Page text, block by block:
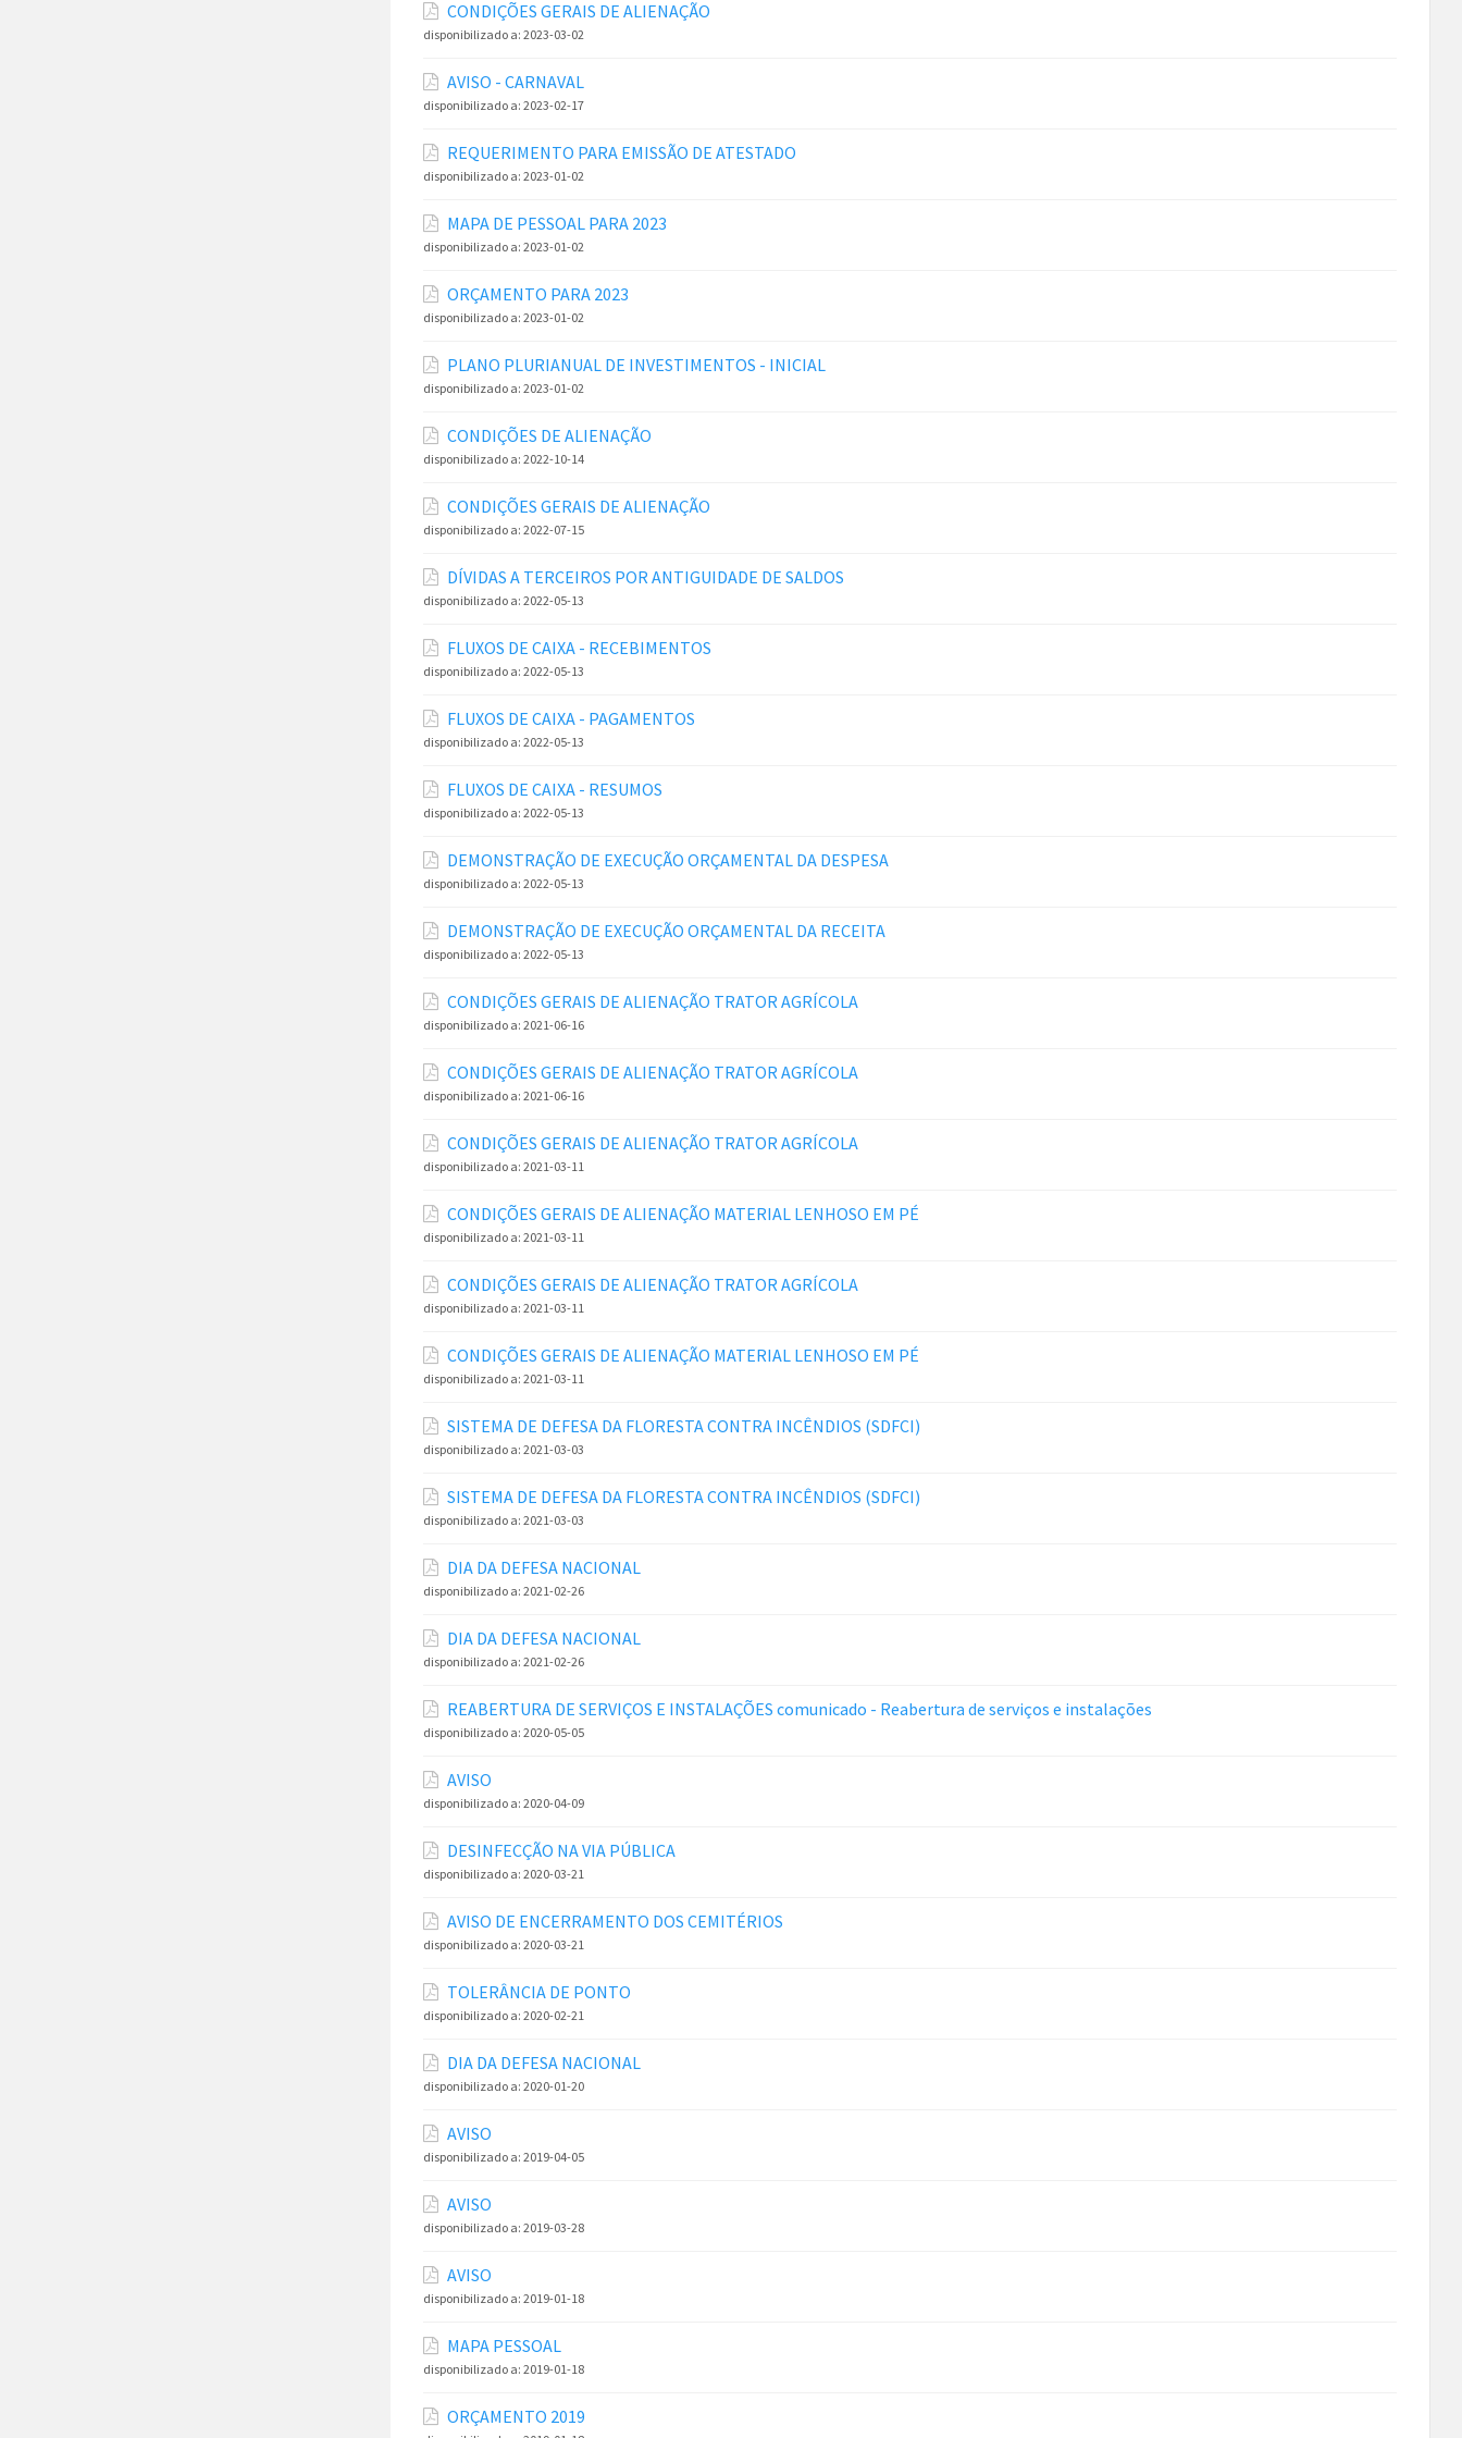
CONDIÇÕES GERAIS DE ALIENAÇÃO
disponibilizado a: 2023-03-02
AVISO - CARNAVAL
disponibilizado a: 2023-02-17
REQUERIMENTO PARA EMISSÃO DE ATESTADO
disponibilizado a: 2023-01-02
MAPA DE PESSOAL PARA 2023
disponibilizado a: 2023-01-02
ORÇAMENTO PARA 2023
disponibilizado a: 2023-01-02
PLANO PLURIANUAL DE INVESTIMENTOS - INICIAL
disponibilizado a: 2023-01-02
CONDIÇÕES DE ALIENAÇÃO
disponibilizado a: 2022-10-14
CONDIÇÕES GERAIS DE ALIENAÇÃO
disponibilizado a: 2022-07-15
DÍVIDAS A TERCEIROS POR ANTIGUIDADE DE SALDOS
disponibilizado a: 2022-05-13
FLUXOS DE CAIXA - RECEBIMENTOS
disponibilizado a: 2022-05-13
FLUXOS DE CAIXA - PAGAMENTOS
disponibilizado a: 2022-05-13
FLUXOS DE CAIXA - RESUMOS
disponibilizado a: 2022-05-13
DEMONSTRAÇÃO DE EXECUÇÃO ORÇAMENTAL DA DESPESA
disponibilizado a: 2022-05-13
DEMONSTRAÇÃO DE EXECUÇÃO ORÇAMENTAL DA RECEITA
disponibilizado a: 2022-05-13
CONDIÇÕES GERAIS DE ALIENAÇÃO TRATOR AGRÍCOLA
disponibilizado a: 2021-06-16
CONDIÇÕES GERAIS DE ALIENAÇÃO TRATOR AGRÍCOLA
disponibilizado a: 2021-06-16
CONDIÇÕES GERAIS DE ALIENAÇÃO TRATOR AGRÍCOLA
disponibilizado a: 2021-03-11
CONDIÇÕES GERAIS DE ALIENAÇÃO MATERIAL LENHOSO EM PÉ
disponibilizado a: 2021-03-11
CONDIÇÕES GERAIS DE ALIENAÇÃO TRATOR AGRÍCOLA
disponibilizado a: 2021-03-11
CONDIÇÕES GERAIS DE ALIENAÇÃO MATERIAL LENHOSO EM PÉ
disponibilizado a: 2021-03-11
SISTEMA DE DEFESA DA FLORESTA CONTRA INCÊNDIOS (SDFCI)
disponibilizado a: 2021-03-03
SISTEMA DE DEFESA DA FLORESTA CONTRA INCÊNDIOS (SDFCI)
disponibilizado a: 2021-03-03
DIA DA DEFESA NACIONAL
disponibilizado a: 2021-02-26
DIA DA DEFESA NACIONAL
disponibilizado a: 2021-02-26
REABERTURA DE SERVIÇOS E INSTALAÇÕES comunicado - Reabertura de serviços e instalações
disponibilizado a: 2020-05-05
AVISO
disponibilizado a: 2020-04-09
DESINFECÇÃO NA VIA PÚBLICA
disponibilizado a: 2020-03-21
AVISO DE ENCERRAMENTO DOS CEMITÉRIOS
disponibilizado a: 2020-03-21
TOLERÂNCIA DE PONTO
disponibilizado a: 2020-02-21
DIA DA DEFESA NACIONAL
disponibilizado a: 2020-01-20
AVISO
disponibilizado a: 2019-04-05
AVISO
disponibilizado a: 2019-03-28
AVISO
disponibilizado a: 2019-01-18
MAPA PESSOAL
disponibilizado a: 2019-01-18
ORÇAMENTO 2019